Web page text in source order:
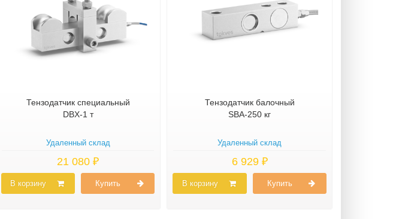
Тензодатчик специальный
DBX-1 т
Удаленный склад
21 080 ₽
В корзину Купить
Тензодатчик балочный
SBA-250 кг
Удаленный склад
6 929 ₽
В корзину Купить